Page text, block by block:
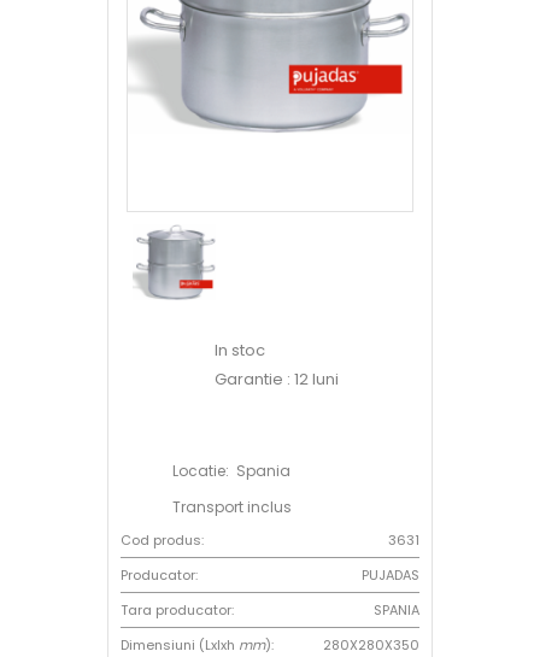
In stoc
Garantie : 12 luni
Locatie: Spania
Transport inclus
Cod produs:
3631
Producator:
PUJADAS
Tara producator:
SPANIA
Dimensiuni (Lxlxh mm):
280X280X350